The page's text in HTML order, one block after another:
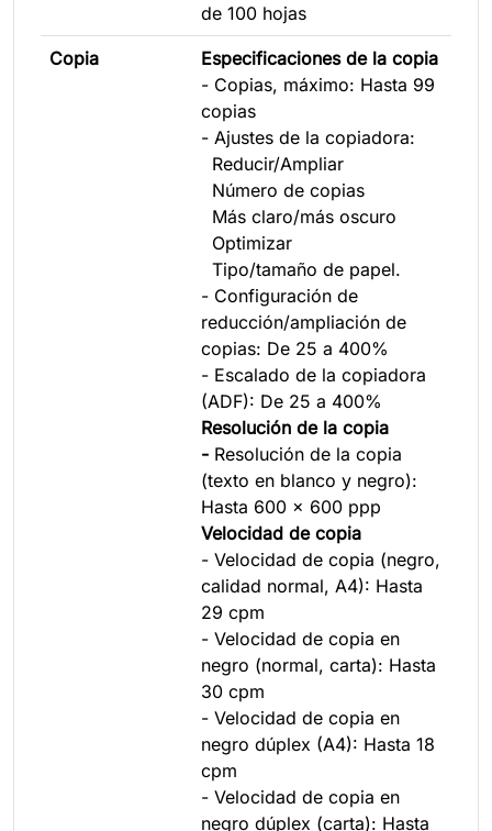
de 100 hojas
Copia
Especificaciones de la copia
- Copias, máximo: Hasta 99
copias
- Ajustes de la copiadora:
Reducir/Ampliar
Número de copias
Más claro/más oscuro
Optimizar
Tipo/tamaño de papel.
- Configuración de
reducción/ampliación de
copias: De 25 a 400%
- Escalado de la copiadora
(ADF): De 25 a 400%
Resolución de la copia
- Resolución de la copia
(texto en blanco y negro):
Hasta 600 x 600 ppp
Velocidad de copia
- Velocidad de copia (negro,
calidad normal, A4): Hasta
29 cpm
- Velocidad de copia en
negro (normal, carta): Hasta
30 cpm
- Velocidad de copia en
negro dúplex (A4): Hasta 18
cpm
- Velocidad de copia en
negro dúplex (carta): Hasta